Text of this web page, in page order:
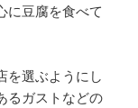
に豆腐を食べて
を選ぶようにし
るガストなどの